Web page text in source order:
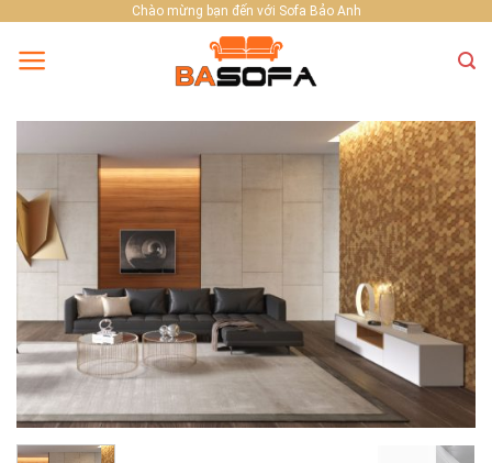
content
Chào mừng bạn đến với Sofa Bảo Anh